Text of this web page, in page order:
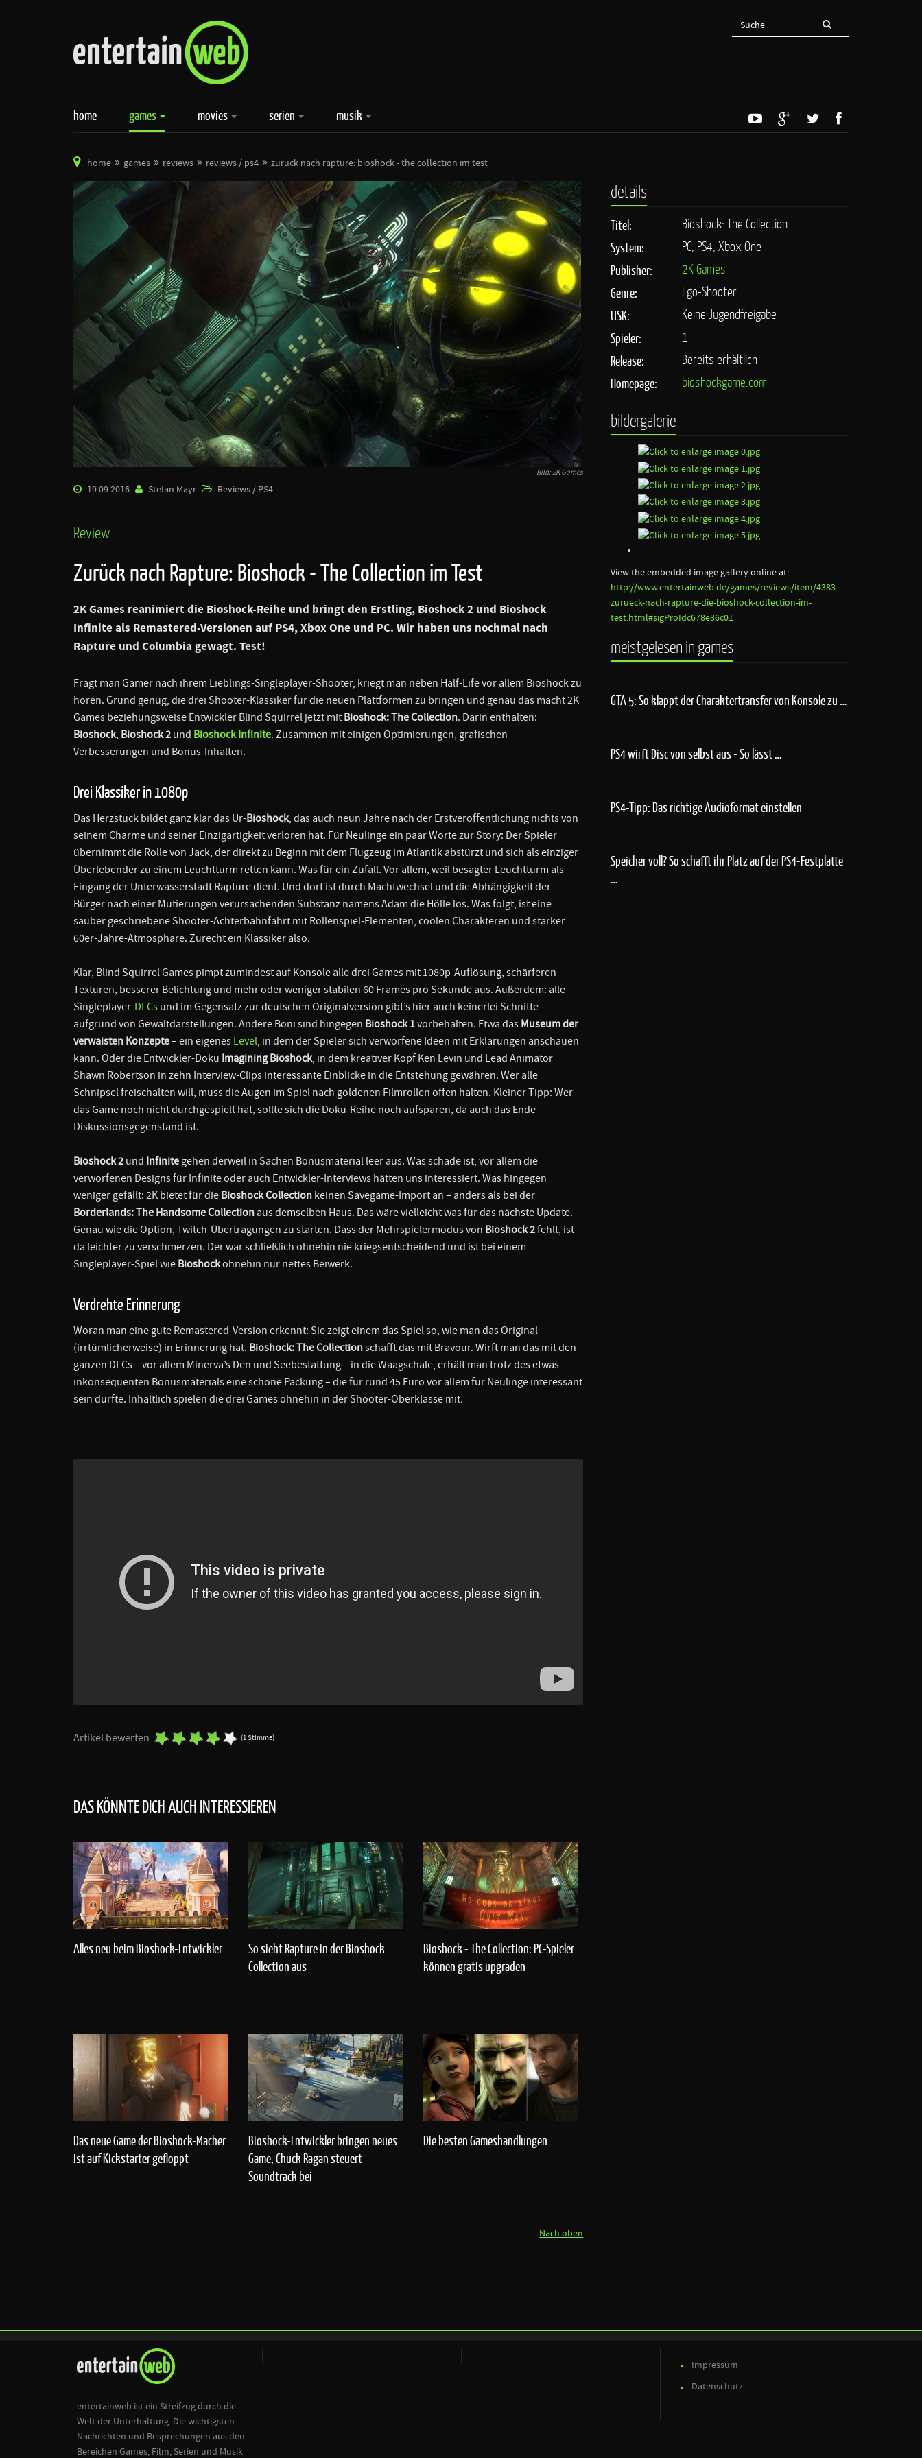
home games movies serien musik
home games reviews reviews / ps4 zurück nach rapture: bioshock - the collection im test
Bild: 2K Games
19.09.2016 Stefan Mayr Reviews / PS4
Review
Zurück nach Rapture: Bioshock - The Collection im Test
2K Games reanimiert die Bioshock-Reihe und bringt den Erstling, Bioshock 2 und Bioshock
Infinite als Remastered-Versionen auf PS4, Xbox One und PC. Wir haben uns nochmal nach
Rapture und Columbia gewagt. Test!
Fragt man Gamer nach ihrem Lieblings-Singleplayer-Shooter, kriegt man neben Half-Life vor allem Bioshock zu
hören. Grund genug, die drei Shooter-Klassiker für die neuen Plattformen zu bringen und genau das macht 2K
Games beziehungsweise Entwickler Blind Squirrel jetzt mit Bioshock: The Collection. Darin enthalten:
Bioshock, Bioshock 2 und Bioshock Infinite. Zusammen mit einigen Optimierungen, grafischen
Verbesserungen und Bonus-Inhalten.
Drei Klassiker in 1080p
Das Herzstück bildet ganz klar das Ur-Bioshock, das auch neun Jahre nach der Erstveröffentlichung nichts von
seinem Charme und seiner Einzigartigkeit verloren hat. Für Neulinge ein paar Worte zur Story: Der Spieler
übernimmt die Rolle von Jack, der direkt zu Beginn mit dem Flugzeug im Atlantik abstürzt und sich als einziger
Überlebender zu einem Leuchtturm retten kann. Was für ein Zufall. Vor allem, weil besagter Leuchtturm als
Eingang der Unterwasserstadt Rapture dient. Und dort ist durch Machtwechsel und die Abhängigkeit der
Bürger nach einer Mutierungen verursachenden Substanz namens Adam die Hölle los. Was folgt, ist eine
sauber geschriebene Shooter-Achterbahnfahrt mit Rollenspiel-Elementen, coolen Charakteren und starker
60er-Jahre-Atmosphäre. Zurecht ein Klassiker also.
Klar, Blind Squirrel Games pimpt zumindest auf Konsole alle drei Games mit 1080p-Auflösung, schärferen
Texturen, besserer Belichtung und mehr oder weniger stabilen 60 Frames pro Sekunde aus. Außerdem: alle
Singleplayer-DLCs und im Gegensatz zur deutschen Originalversion gibt’s hier auch keinerlei Schnitte
aufgrund von Gewaltdarstellungen. Andere Boni sind hingegen Bioshock 1vorbehalten. Etwa das Museum der
verwaisten Konzepte– ein eigenes Level, in dem der Spieler sich verworfene Ideen mit Erklärungen anschauen
kann. Oder die Entwickler-Doku Imagining Bioshock, in dem kreativer Kopf Ken Levin und Lead Animator
Shawn Robertson in zehn Interview-Clips interessante Einblicke in die Entstehung gewähren. Wer alle
Schnipsel freischalten will, muss die Augen im Spiel nach goldenen Filmrollen offen halten. Kleiner Tipp: Wer
das Game noch nicht durchgespielt hat, sollte sich die Doku-Reihe noch aufsparen, da auch das Ende
Diskussionsgegenstand ist.
Bioshock 2 und Infinite gehen derweil in Sachen Bonusmaterial leer aus. Was schade ist, vor allem die
verworfenen Designs für Infinite oder auch Entwickler-Interviews hätten uns interessiert. Was hingegen
weniger gefällt: 2K bietet für die Bioshock Collection keinen Savegame-Import an – anders als bei der
Borderlands: The Handsome Collection aus demselben Haus. Das wäre vielleicht was für das nächste Update.
Genau wie die Option, Twitch-Übertragungen zu starten. Dass der Mehrspielermodus von Bioshock 2fehlt, ist
da leichter zu verschmerzen. Der war schließlich ohnehin nie kriegsentscheidend und ist bei einem
Singleplayer-Spiel wie Bioshockohnehin nur nettes Beiwerk.
Verdrehte Erinnerung
Woran man eine gute Remastered-Version erkennt: Sie zeigt einem das Spiel so, wie man das Original
(irrtümlicherweise) in Erinnerung hat. Bioshock: The Collectionschafft das mit Bravour. Wirft man das mit den
ganzen DLCs - vor allem Minerva’s Den und Seebestattung – in die Waagschale, erhält man trotz des etwas
inkonsequenten Bonusmaterials eine schöne Packung – die für rund 45 Euro vor allem für Neulinge interessant
sein dürfte. Inhaltlich spielen die drei Games ohnehin in der Shooter-Oberklasse mit.
Artikel bewerten (1 Stimme)
DAS KÖNNTE DICH AUCH INTERESSIEREN
Alles neu beim Bioshock-Entwickler
So sieht Rapture in der Bioshock
Collection aus
Bioshock - The Collection: PC-Spieler
können gratis upgraden
Das neue Game der Bioshock-Macher
ist auf Kickstarter gefloppt
Bioshock-Entwickler bringen neues
Game, Chuck Ragan steuert
Soundtrack bei
Die besten Gameshandlungen
Nach oben
details
Titel:
Bioshock: The Collection
System:
PC, PS4, Xbox One
Publisher:
2K Games
Genre:
Ego-Shooter
USK:
Keine Jugendfreigabe
Spieler:
1
Release:
Bereits erhältlich
Homepage:
bioshockgame.com
bildergalerie
View the embedded image gallery online at:
http://www.entertainweb.de/games/reviews/item/4383-
zurueck-nach-rapture-die-bioshock-collection-im-
test.html#sigProIdc678e36c01
meistgelesen in games
GTA 5: So klappt der Charaktertransfer von Konsole zu …
PS4 wirft Disc von selbst aus - So lässt …
PS4-Tipp: Das richtige Audioformat einstellen
Speicher voll? So schafft ihr Platz auf der PS4-Festplatte
…
entertainweb ist ein Streifzug durch die
Welt der Unterhaltung. Die wichtigsten
Nachrichten und Besprechungen aus den
Bereichen Games, Film, Serien und Musik
Impressum
Datenschutz